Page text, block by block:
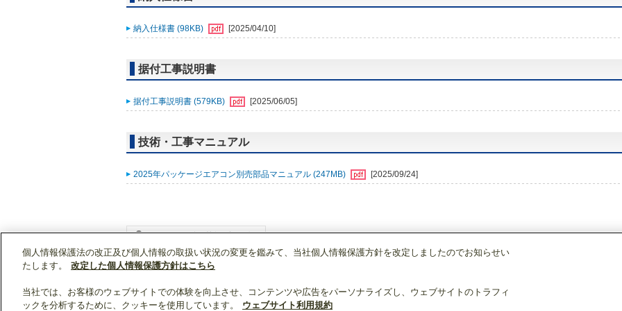
納入仕様書 (98KB) [2025/04/10]
据付工事説明書
据付工事説明書 (579KB) [2025/06/05]
技術・工事マニュアル
2025年パッケージエアコン別売部品マニュアル (247MB) [2025/09/24]
WIN2Kトップ 製品情報
個人情報保護法の改正及び個人情報の取扱い状況の変更を鑑みて、当社個人情報保護方針を改定しましたのでお知らせい
たします。
改定した個人情報保護方針はこちら
当社では、お客様のウェブサイトでの体験を向上させ、コンテンツや広告をパーソナライズし、ウェブサイトのトラフィ
ックを分析するために、クッキーを使用しています。
ウェブサイト利用規約